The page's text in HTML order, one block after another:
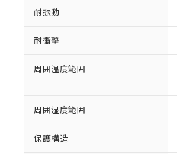
耐振動
耐衝撃
周囲温度範囲
周囲湿度範囲
保護構造